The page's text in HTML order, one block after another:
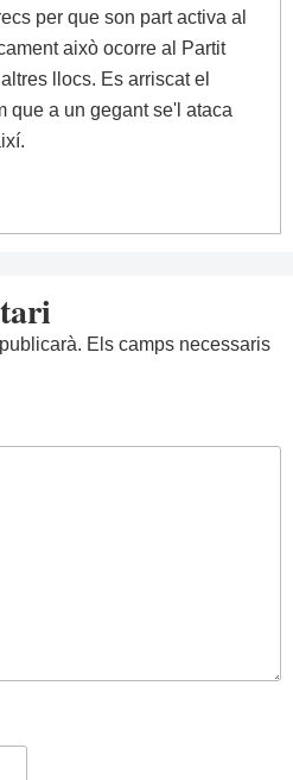
per que son part activa al
això ocorre al Partit
llocs. Es arriscat el
que a un gegant se'l ataca
Els camps necessaris